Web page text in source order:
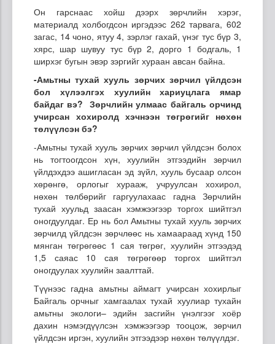
Он гарснаас хойш дээрх зөрчлийн хэрэг,
материалд холбогдсон иргэдээс 262 тарвага, 602
загас, 14 чоно, ятуу 4, зэрлэг гахай, үнэг тус бүр 3,
хярс, шар шувуу тус бүр 2, дорго 1 бодгаль, 1
ширхэг бугын эвэр зэргийг хураан авсан байна.
-Амьтны тухай хууль зөрчих зөрчил үйлдсэн
бол хүлээлгэх хуулийн хариуцлага ямар
байдаг вэ? Зөрчлийн улмаас байгаль орчинд
учирсан хохиролд хэчнээн төгрөгийг нөхөн
төлүүлсэн бэ?
-Амьтны тухай хууль зөрчих зөрчил үйлдсэн болох
нь тогтоогдсон хүн, хуулийн этгээдийн зөрчил
үйлдэхдээ ашигласан эд зүйл, хууль бусаар олсон
хөрөнгө, орлогыг хурааж, учруулсан хохирол,
нөхөн төлбөрийг гаргуулахаас гадна Зөрчлийн
тухай хуульд заасан хэмжээгээр торгох шийтгэл
оногдуулдаг. Ер нь бол Амьтны тухай хууль зөрчих
зөрчилд үйлдсэн зөрчлөөс нь хамаараад хүнд 150
мянган төгрөгөөс 1 сая төгрөг, хуулийн этгээдэд
1,5 саяас 10 сая төгрөгөөр торгох шийтгэл
оногдуулах хуулийн заалттай.
Түүнээс гадна амьтны аймагт учирсан хохирлыг
Байгаль орчныг хамгаалах тухай хуулиар тухайн
амьтны экологи– эдийн засгийн үнэлгээг хоёр
дахин нэмэгдүүлсэн хэмжээгээр тооцож, зөрчил
үйлдсэн иргэн, хуулийн этгээдээр нөхөн төлүүлдэг.